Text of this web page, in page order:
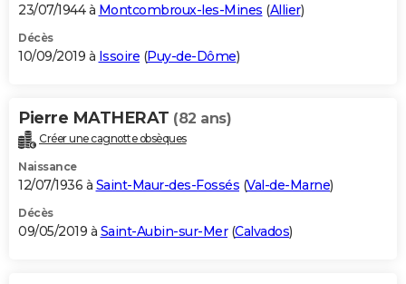
23/07/1944 à Montcombroux-les-Mines (Allier)
Décès
10/09/2019 à Issoire (Puy-de-Dôme)
Pierre MATHERAT (82 ans)
Créer une cagnotte obsèques
Naissance
12/07/1936 à Saint-Maur-des-Fossés (Val-de-Marne)
Décès
09/05/2019 à Saint-Aubin-sur-Mer(Calvados)